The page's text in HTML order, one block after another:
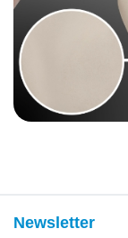
Newsletter